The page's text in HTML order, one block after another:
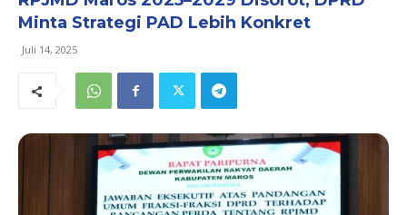
Minta Strategi PAD Lebih Konkret
Juli 14, 2025